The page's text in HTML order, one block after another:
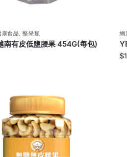
康食品,堅果類
南有皮低鹽腰果 454G(每包)
網
$